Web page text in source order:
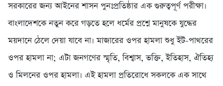
সরকারের জন্য আইনের শাসন পুনঃপ্রতিষ্ঠার এক গুরুত্বপূর্ণ পরীক্ষা।
বাংলাদেশকে নতুন করে গড়তে হলে ধর্মের প্রশ্নে মানুষকে যুদ্ধের
ময়দানে ঠেলে দেয়া যাবে না। মাজারের ওপর হামলা শুধু ইট-পাথরের
ওপর হামলা না; এটা জনগণের স্মৃতি, বিশ্বাস, ভক্তি, ইতিহাস, ঐতিহ্য
ও মিলনের ওপর হামলা। এই হামলা প্রতিরোধে সকলকে এক সাথে